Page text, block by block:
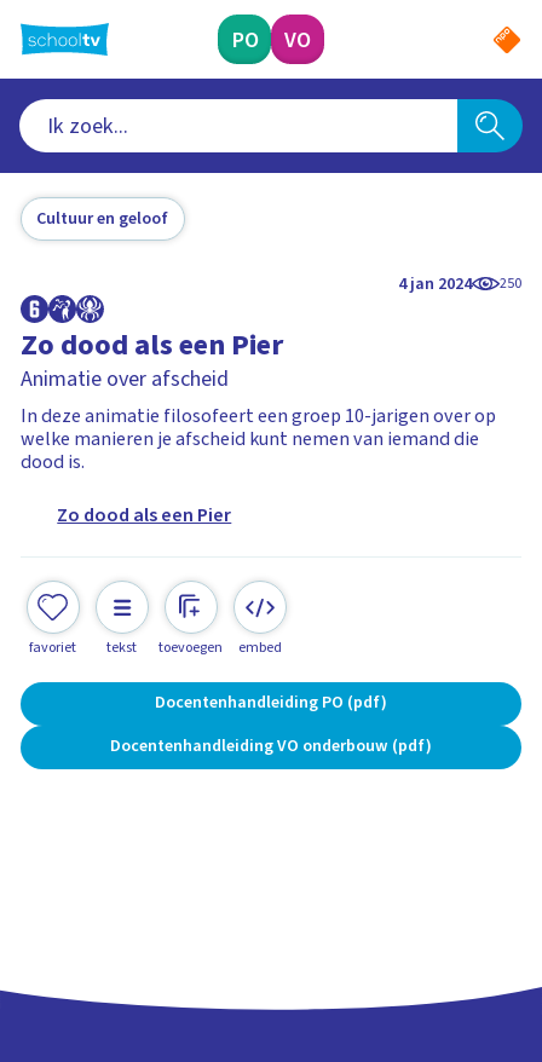
naar
hoofdinhoud
PO VO
Cultuur en geloof
4 jan 2024 250
Zo dood als een Pier
Animatie over afscheid
In deze animatie filosofeert een groep 10-jarigen over op
welke manieren je afscheid kunt nemen van iemand die
dood is.
Zo dood als een Pier
favoriet tekst toevoegen embed
Docentenhandleiding PO (pdf)
Docentenhandleiding VO onderbouw (pdf)